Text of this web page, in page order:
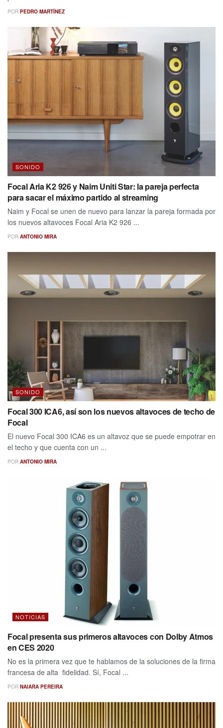
POR PEDRO MARTÍNEZ
SONIDO
Focal Aria K2 926 y Naim Uniti Star: la pareja perfecta
para sacar el máximo partido al streaming
Naim y Focal se unen de nuevo para lanzar la pareja formada por
los nuevos altavoces Focal Aria K2 926 ...
POR ANTONIO MIRA
SONIDO
Focal 300 ICA6, así son los nuevos altavoces de techo de
Focal
El nuevo Focal 300 ICA6 es un altavoz que se puede empotrar en
el techo y que cuenta con un ...
POR ANTONIO MIRA
NOTICIAS
Focal presenta sus primeros altavoces con Dolby Atmos
en CES 2020
No es la primera vez que te hablamos de la soluciones de la firma
francesa de alta fidelidad. Sí, Focal ...
POR NAIARA PEREIRA